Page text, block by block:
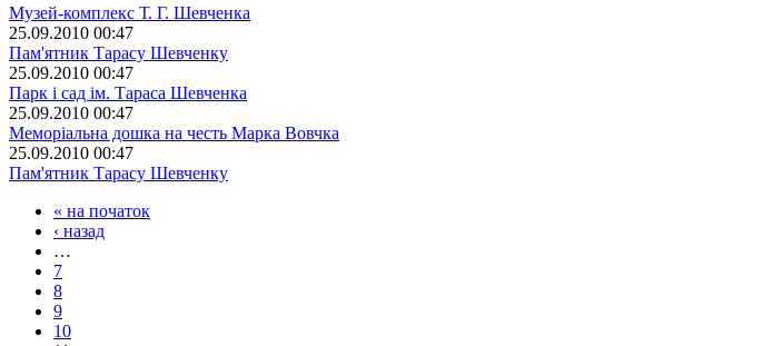
Музей-комплекс Т. Г. Шевченка
25.09.2010 00:47
Пам'ятник Тарасу Шевченку
25.09.2010 00:47
Парк і сад ім. Тараса Шевченка
25.09.2010 00:47
Меморіальна дошка на честь Марка Вовчка
25.09.2010 00:47
Пам'ятник Тарасу Шевченку
« на початок
‹ назад
…
7
8
9
10